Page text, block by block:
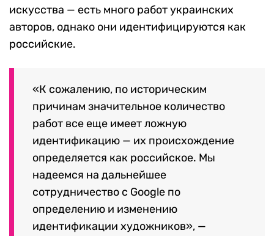
искусства — есть много работ украинских
авторов, однако они идентифицируются как
российские.
«К сожалению, по историческим
причинам значительное количество
работ все еще имеет ложную
идентификацию — их происхождение
определяется как российское. Мы
надеемся на дальнейшее
сотрудничество с Google по
определению и изменению
идентификации художников», —